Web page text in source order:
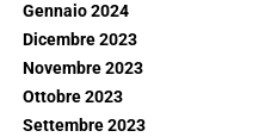
Gennaio 2024
Dicembre 2023
Novembre 2023
Ottobre 2023
Settembre 2023